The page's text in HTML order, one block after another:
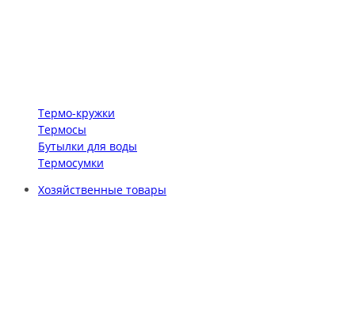
Термо-кружки
Термосы
Бутылки для воды
Термосумки
Хозяйственные товары